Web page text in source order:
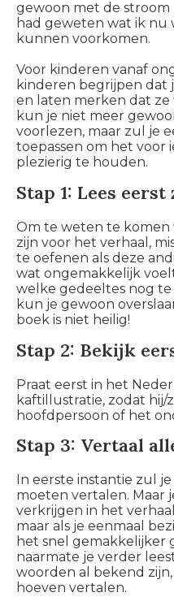
gewoon met de stroom
had geweten wat ik nu
kunnen voorkomen.
Voor kinderen vanaf
kinderen begrijpen dat
en laten merken dat
kun je niet meer
voorlezen, maar zul je
toepassen om het voor
plezierig te houden.
Stap 1: Lees
Om te weten te
zijn voor het verhaal,
te oefenen als deze
wat ongemakkelijk
welke gedeeltes nog te
kun je gewoon
boek is niet heilig!
Stap 2: Bekijk
Praat eerst in het
kaftillustratie, zodat hij/
hoofdpersoon of het
Stap 3: Vertaal
In eerste instantie zul
moeten vertalen. Maar
verkrijgen in het
maar als je eenmaal
het snel gemakkelijker
naarmate je verder
woorden al bekend
hoeven vertalen.